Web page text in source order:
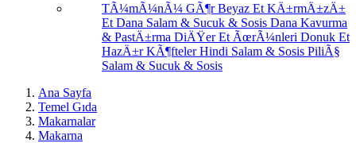
TÃ¼mÃ¼nÃ¼ GÃ¶rBeyaz Et KÄ±rmÄ±zÄ±
Et Dana Salam & Sucuk & Sosis Dana Kavurma
& PastÄ±rma DiÄŸer Et ÃœrÃ¼nleri Donuk Et
HazÄ±r KÃ¶ftelerHindi Salam & Sosis PiliÃ§
Salam & Sucuk & Sosis
Ana Sayfa
Temel Gıda
Makarnalar
Makarna